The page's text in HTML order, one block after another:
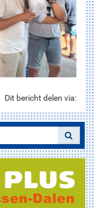
Dit bericht delen via: